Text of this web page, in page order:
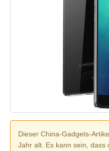
Dieser China-Gadgets-
Jahr alt. Es kann sein, dass